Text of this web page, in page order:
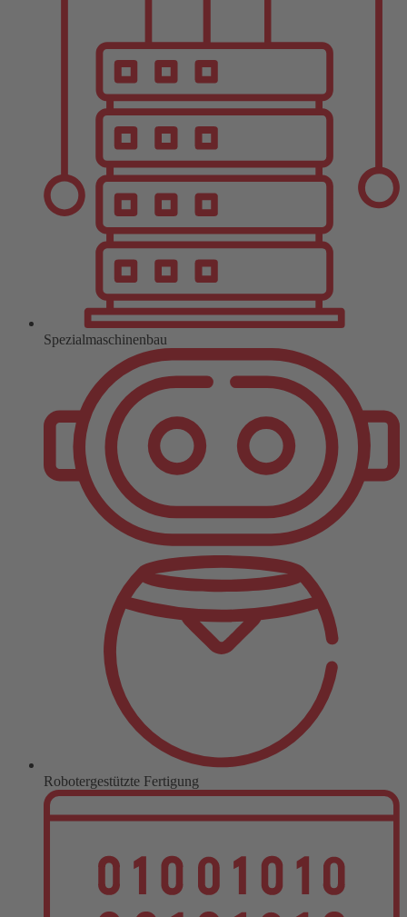
Spezialmaschinenbau
Robotergestützte Fertigung